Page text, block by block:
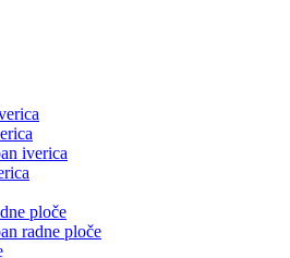
iverica
ploče
radne ploče